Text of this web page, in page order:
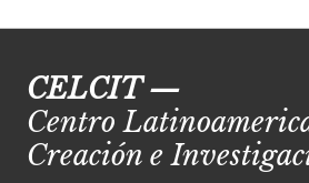
CELCIT—
Centro
Creación e